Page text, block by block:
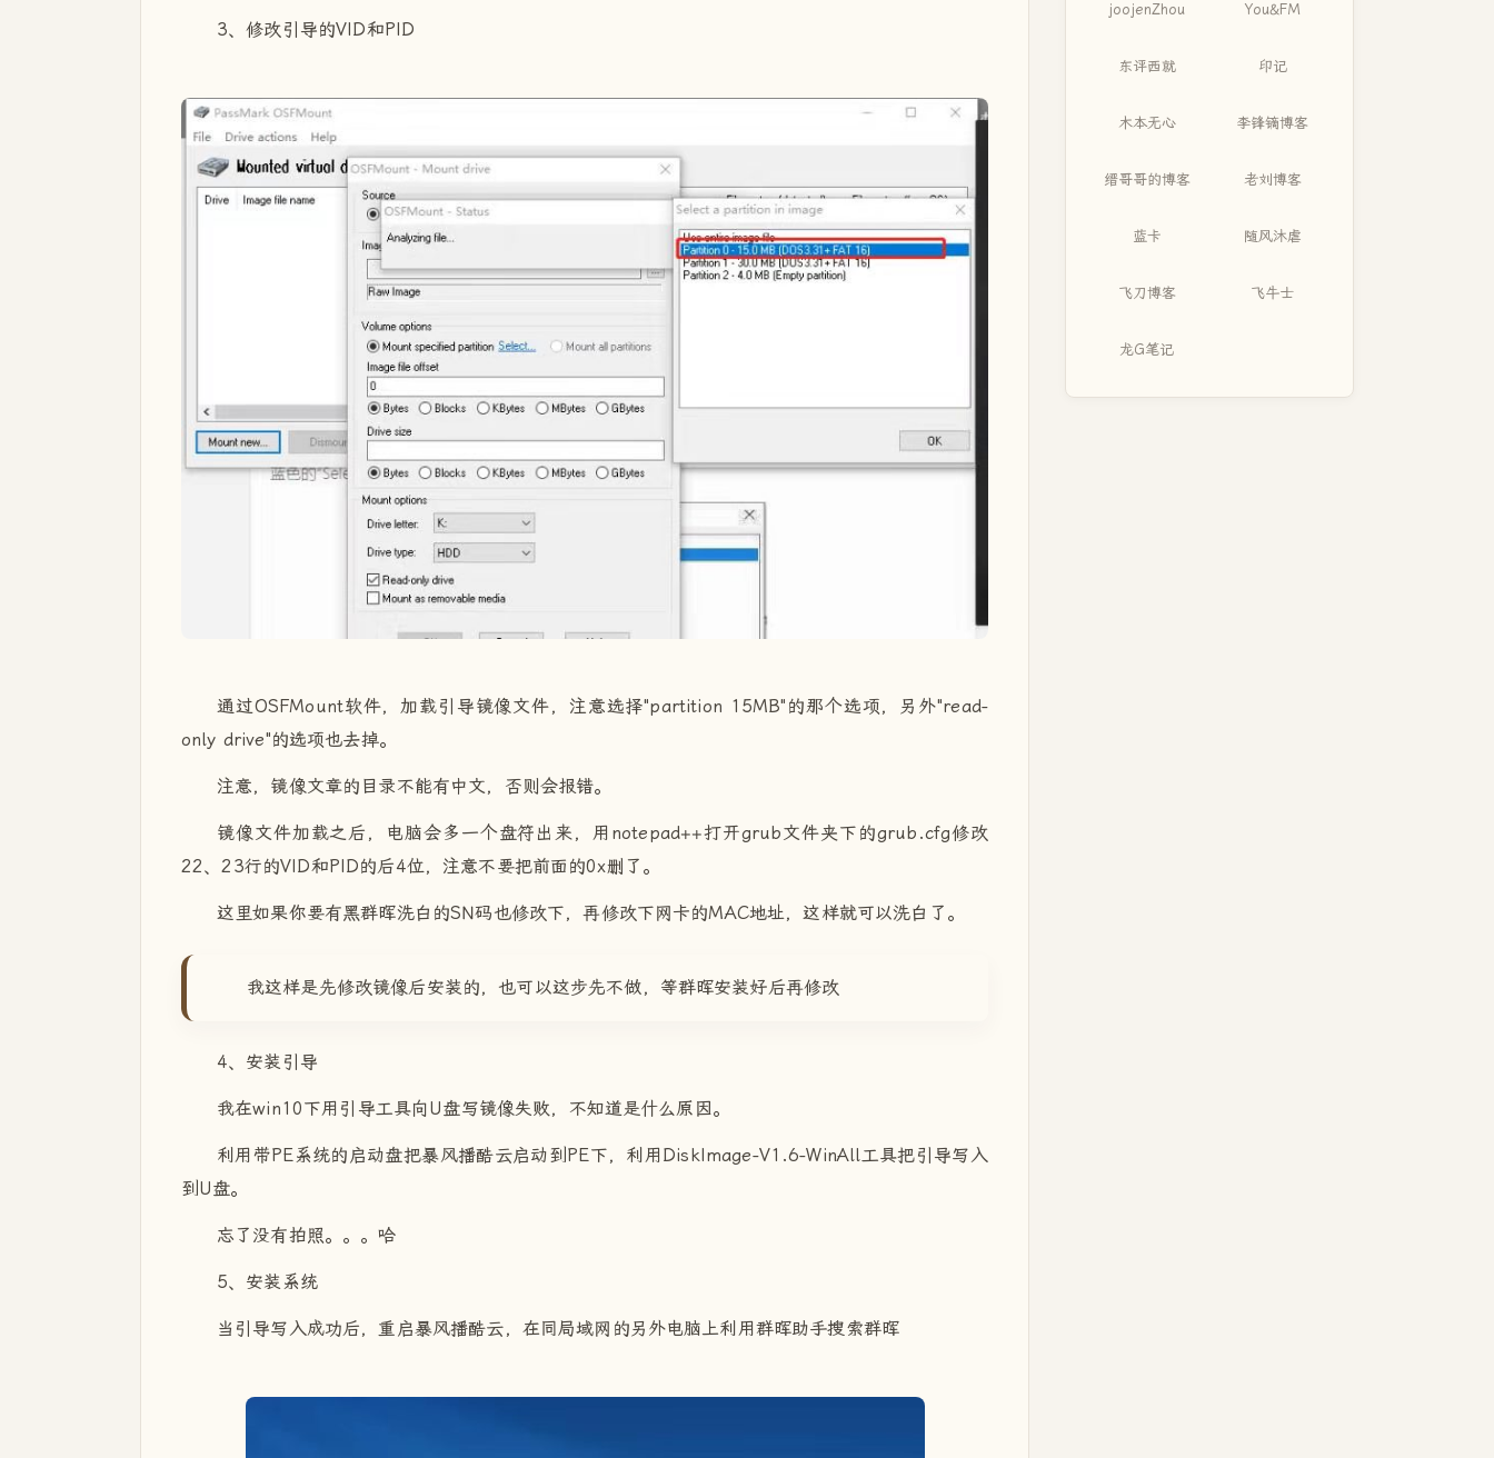
3、修改引导的VID和PID
通过OSFMount软件，加载引导镜像文件，注意选择"partition 15MB"的那个选项，另外"read-
only drive"的选项也去掉。
注意，镜像文章的目录不能有中文，否则会报错。
镜像文件加载之后，电脑会多一个盘符出来，用notepad++打开grub文件夹下的grub.cfg修改
22、23行的VID和PID的后4位，注意不要把前面的0x删了。
这里如果你要有黑群晖洗白的SN码也修改下，再修改下网卡的MAC地址，这样就可以洗白了。
我这样是先修改镜像后安装的，也可以这步先不做，等群晖安装好后再修改
4、安装引导
我在win10下用引导工具向U盘写镜像失败，不知道是什么原因。
利用带PE系统的启动盘把暴风播酷云启动到PE下，利用DiskImage-V1.6-WinAll工具把引导写入
到U盘。
忘了没有拍照。。。哈
5、安装系统
当引导写入成功后，重启暴风播酷云，在同局域网的另外电脑上利用群晖助手搜索群晖
joojenZhou You&FM
东评西就 印记
木本无心 李锋镝博客
缙哥哥的博客 老刘博客
蓝卡 随风沐虐
飞刀博客 飞牛士
龙G笔记